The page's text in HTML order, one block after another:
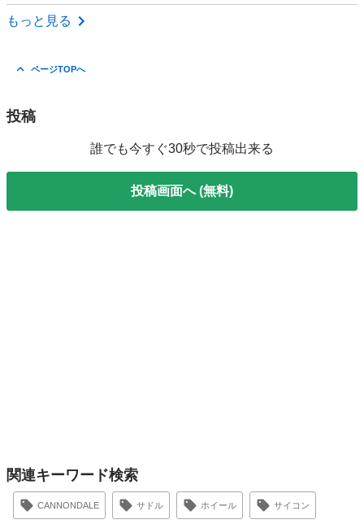
愛知 名古屋市
もっと見る
ページTOPへ
投稿
誰でも今すぐ30秒で投稿出来る
投稿画面へ (無料)
関連キーワード検索
CANNONDALE サドル ホイール サイコン